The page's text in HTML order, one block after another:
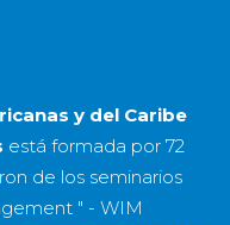
y del Caribe
está formada por 72
de los seminarios
" - WIM